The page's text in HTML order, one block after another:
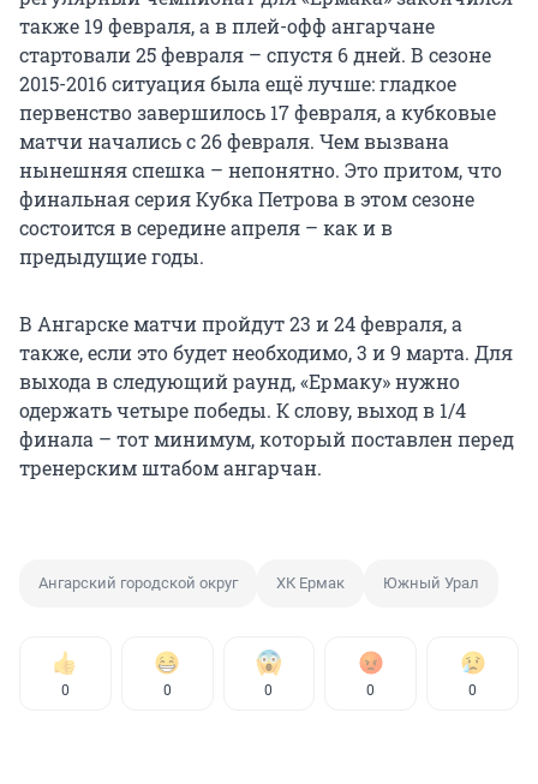
также 19 февраля, а в плей-офф ангарчане
стартовали 25 февраля – спустя 6 дней. В сезоне
2015-2016 ситуация была ещё лучше: гладкое
первенство завершилось 17 февраля, а кубковые
матчи начались с 26 февраля. Чем вызвана
нынешняя спешка – непонятно. Это притом, что
финальная серия Кубка Петрова в этом сезоне
состоится в середине апреля – как и в
предыдущие годы.
В Ангарске матчи пройдут 23 и 24 февраля, а
также, если это будет необходимо, 3 и 9 марта. Для
выхода в следующий раунд, «Ермаку» нужно
одержать четыре победы. К слову, выход в 1/4
финала – тот минимум, который поставлен перед
тренерским штабом ангарчан.
Ангарский городской округ ХК Ермак Южный Урал
0 0 0 0 0